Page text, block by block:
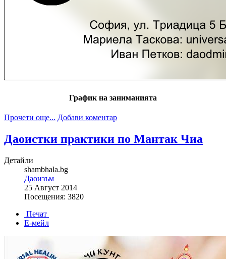
График на заниманията
Прочети още... Добави коментар
Даоистки практики по Мантак Чиа
Детайли
shambhala.bg
Даоизъм
25 Август 2014
Посещения: 3820
Печат
Е-мейл